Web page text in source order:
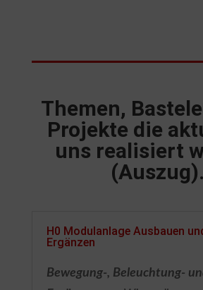
Themen,
Projekte die
uns realisiert
(Auszug).
H0 Modulanlage Ausbauen
Ergänzen
Bewegung-, Beleuchtung-